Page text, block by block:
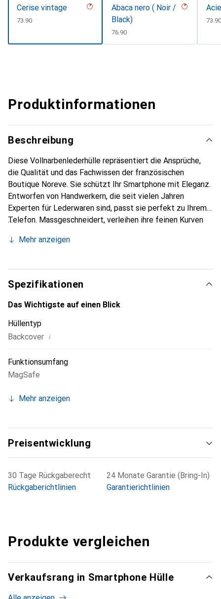
Cerise vintage
CHF
73.90
Abaca nero ( Noir /
Black)
CHF
76.90
CHF
73.90
Produktinformationen
Beschreibung
Diese Vollnarbenlederhülle repräsentiert die Ansprüche,
die Qualität und das Fachwissen der französischen
Boutique Noreve. Sie schützt Ihr Smartphone mit Eleganz.
Entworfen von Handwerkern, die seit vielen Jahren
Experten für Lederwaren sind, passt sie perfekt zu Ihrem
Telefon. Massgeschneidert, verleihen ihre feinen Kurven
unverzichtbaren Accessoire für Ihr Smartphone. Die Marke
Produkte und eine sichere Wahl für eine anspruchsvolle
Kundschaft.
Mehr anzeigen
Spezifikationen
Das Wichtigste auf einen Blick
Hüllentyp
Backcover i
Funktionsumfang
MagSafe
Mehr anzeigen
Preisentwicklung
30 Tage Rückgaberecht
Rückgaberichtlinien
24 Monate Garantie (Bring-In)
Garantierichtlinien
Produkte vergleichen
Verkaufsrang in Smartphone Hülle